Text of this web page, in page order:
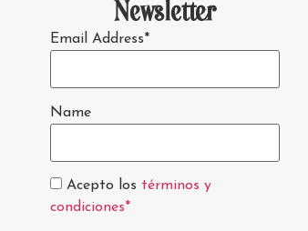
Newsletter
Email Address*
Name
Acepto los términos y
condiciones*